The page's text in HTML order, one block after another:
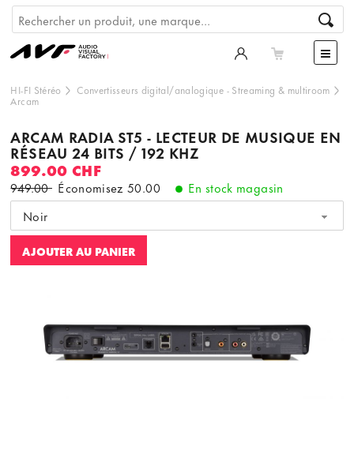
HI-FI Stéréo Convertisseurs digital/analogique - Streaming & multiroom
Arcam
ARCAM RADIA ST5 - LECTEUR DE MUSIQUE EN
RÉSEAU 24 BITS / 192 KHZ
899.00 CHF
949.00 Économisez50.00
En stock magasin
Noir
AJOUTER AU PANIER
Ce contenu est hébergé par un tiers. En affichant le
contenu externe, vous acceptez lestermes et conditions